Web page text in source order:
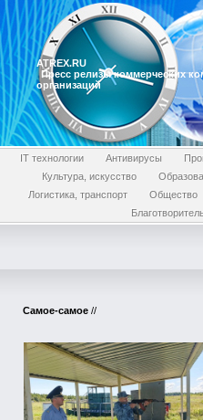
ATREX.RU
Пресс релизы коммерческих
организаций
IT технологии Антивирусы
Культура, искусство
Логистика, транспорт
Общество
Самое-самое //